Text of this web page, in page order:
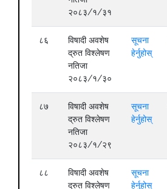
२०८३/१/३१
८६
विषादी अवशेष
द्रुत विश्लेषण
नतिजा
२०८३/१/३०
सूचना
हेर्नुहोस्
८७
विषादी अवशेष
द्रुत विश्लेषण
नतिजा
२०८३/१/२९
सूचना
हेर्नुहोस्
८८
विषादी अवशेष
द्रुत विश्लेषण
सूचना
हेर्नुहोस्